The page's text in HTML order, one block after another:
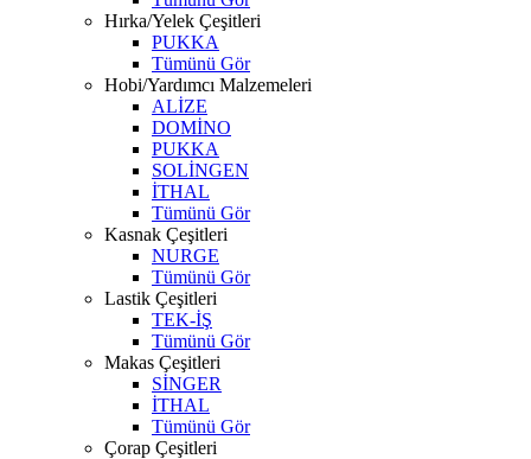
Hırka/Yelek Çeşitleri
PUKKA
Tümünü Gör
Hobi/Yardımcı Malzemeleri
ALİZE
DOMİNO
PUKKA
SOLİNGEN
İTHAL
Tümünü Gör
Kasnak Çeşitleri
NURGE
Tümünü Gör
Lastik Çeşitleri
TEK-İŞ
Tümünü Gör
Makas Çeşitleri
SİNGER
İTHAL
Tümünü Gör
Çorap Çeşitleri